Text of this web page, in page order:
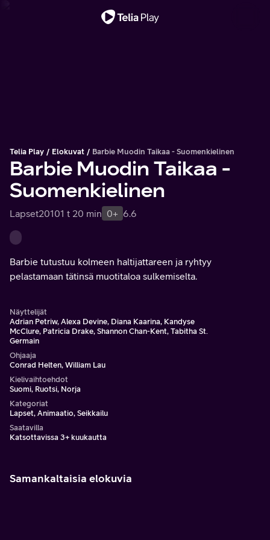
Telia Play Elokuvat Barbie Muodin Taikaa - Suomenkielinen
Barbie Muodin Taikaa -
Suomenkielinen
Lapset20101 t 20 min 0+ 6.6
Barbie tutustuu kolmeen haltijattareen ja ryhtyy
pelastamaan tätinsä muotitaloa sulkemiselta.
Näyttelijät
Adrian Petriw, Alexa Devine, Diana Kaarina, Kandyse
McClure, Patricia Drake, Shannon Chan-Kent, Tabitha St.
Germain
Ohjaaja
Conrad Helten, William Lau
Kielivaihtoehdot
Suomi, Ruotsi, Norja
Kategoriat
Lapset, Animaatio, Seikkailu
Saatavilla
Katsottavissa 3+ kuukautta
Samankaltaisia elokuvia